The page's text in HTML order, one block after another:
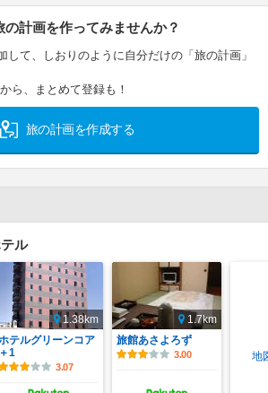
の計画を作ってみませんか？
して、しおりのように自分だけの「旅の計画」
ら、まとめて登録も！
旅の計画を作成する
ル
1.38km
テルグリーンコア
＋1
3.07
1.7km
旅館あさよろず
3.00 地